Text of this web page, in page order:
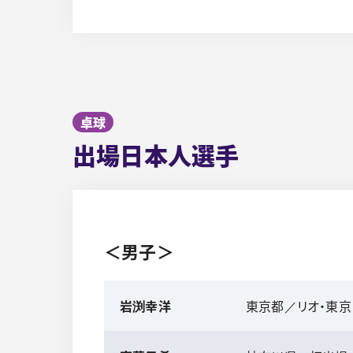
卓球
出場日本人選手
＜男子＞
岩渕幸洋 東京都／リオ・東